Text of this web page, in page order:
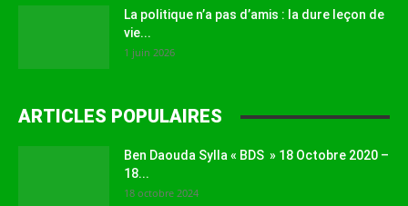
La politique n’a pas d’amis : la dure leçon de
vie...
1 juin 2026
ARTICLES POPULAIRES
Ben Daouda Sylla « BDS » 18 Octobre 2020 –
18...
18 octobre 2024